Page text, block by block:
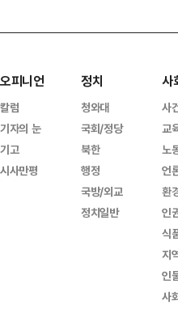
오피니언
칼럼
기자의 눈
기고
시사만평
정치
청와대
국회/정당
북한
행정
국방/외교
정치일반
사
사
교
노
언
환
인
식
지
인
사